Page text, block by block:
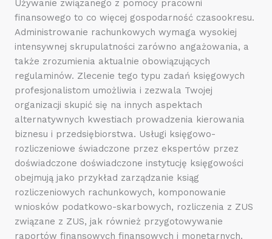
Używanie związanego z pomocy pracowni
finansowego to co więcej gospodarność czasookresu.
Administrowanie rachunkowych wymaga wysokiej
intensywnej skrupulatności zarówno angażowania, a
także zrozumienia aktualnie obowiązujących
regulaminów. Zlecenie tego typu zadań księgowych
profesjonalistom umożliwia i zezwala Twojej
organizacji skupić się na innych aspektach
alternatywnych kwestiach prowadzenia kierowania
biznesu i przedsiębiorstwa. Usługi księgowo-
rozliczeniowe świadczone przez ekspertów przez
doświadczone doświadczone instytucję księgowości
obejmują jako przykład zarządzanie ksiąg
rozliczeniowych rachunkowych, komponowanie
wniosków podatkowo-skarbowych, rozliczenia z ZUS
związane z ZUS, jak również przygotowywanie
raportów finansowych finansowych i monetarnych.